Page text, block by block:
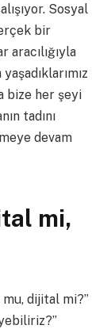
Sosyal
bir
bize her şeyi
tadını
devam
mi,
dijital mi?”